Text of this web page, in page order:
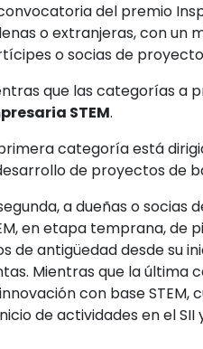
del premio
o extranjeras, con un
o socias de
que las categorías a
STEM.
categoría está
de proyectos de
a dueñas o
en etapa temprana, de
de antigüedad desde su
Mientras que la última
con base
de actividades en el